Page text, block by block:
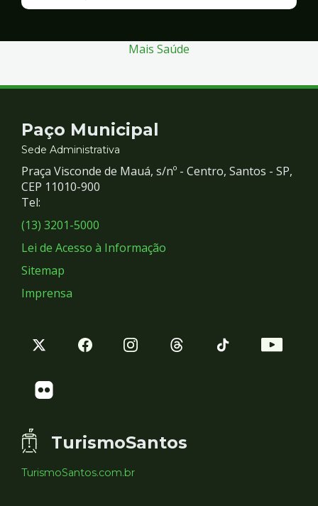
Mais Saúde
Contato
e
Redes
Sociais
Paço Municipal
Sede Administrativa
Praça Visconde de Mauá, s/nº - Centro, Santos - SP,
CEP 11010-900
Tel:
(13) 3201-5000
Lei de Acesso à Informação
Sitemap
Imprensa
TurismoSantos
TurismoSantos.com.br